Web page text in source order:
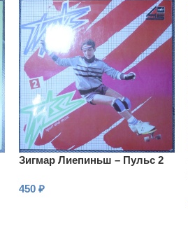
Зигмар Лиепиньш – Пульс 2
450₽